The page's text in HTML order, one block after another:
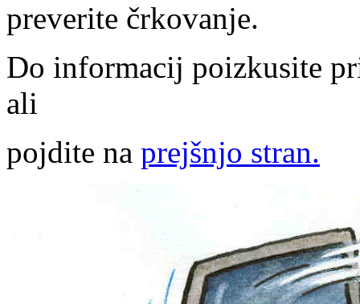
preverite črkovanje.
Do informacij poizkusite
ali
pojdite na prejšnjo stran.